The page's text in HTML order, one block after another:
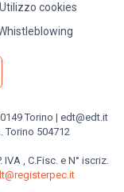
Utilizzo cookies
Torino | edt@edt.it
Torino 504712
, C.Fisc. e N° iscriz.